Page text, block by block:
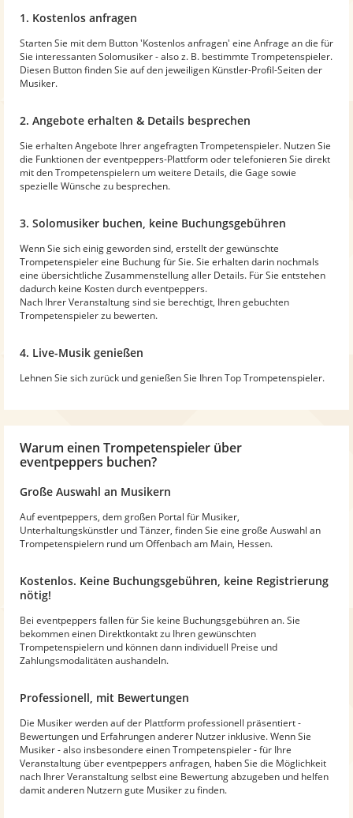
1. Kostenlos anfragen
Starten Sie mit dem Button 'Kostenlos anfragen' eine Anfrage an die für
Sie interessanten Solomusiker - also z. B. bestimmte Trompetenspieler.
Diesen Button finden Sie auf den jeweiligen Künstler-Profil-Seiten der
Musiker.
2. Angebote erhalten & Details besprechen
Sie erhalten Angebote Ihrer angefragten Trompetenspieler. Nutzen Sie
die Funktionen der eventpeppers-Plattform oder telefonieren Sie direkt
mit den Trompetenspielern um weitere Details, die Gage sowie
spezielle Wünsche zu besprechen.
3. Solomusiker buchen, keine Buchungsgebühren
Wenn Sie sich einig geworden sind, erstellt der gewünschte
Trompetenspieler eine Buchung für Sie. Sie erhalten darin nochmals
eine übersichtliche Zusammenstellung aller Details. Für Sie entstehen
dadurch keine Kosten durch eventpeppers.
Nach Ihrer Veranstaltung sind sie berechtigt, Ihren gebuchten
Trompetenspieler zu bewerten.
4. Live-Musik genießen
Lehnen Sie sich zurück und genießen Sie Ihren Top Trompetenspieler.
Warum einen Trompetenspieler über
eventpeppers buchen?
Große Auswahl an Musikern
Auf eventpeppers, dem großen Portal für Musiker,
Unterhaltungskünstler und Tänzer, finden Sie eine große Auswahl an
Trompetenspielern rund um Offenbach am Main, Hessen.
Kostenlos. Keine Buchungsgebühren, keine Registrierung
nötig!
Bei eventpeppers fallen für Sie keine Buchungsgebühren an. Sie
bekommen einen Direktkontakt zu Ihren gewünschten
Trompetenspielern und können dann individuell Preise und
Zahlungsmodalitäten aushandeln.
Professionell, mit Bewertungen
Die Musiker werden auf der Plattform professionell präsentiert -
Bewertungen und Erfahrungen anderer Nutzer inklusive. Wenn Sie
Musiker - also insbesondere einen Trompetenspieler - für Ihre
Veranstaltung über eventpeppers anfragen, haben Sie die Möglichkeit
nach Ihrer Veranstaltung selbst eine Bewertung abzugeben und helfen
damit anderen Nutzern gute Musiker zu finden.